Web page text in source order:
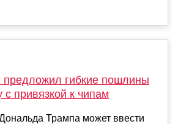
предложил гибкие пошлины
с привязкой к чипам
Трампа может ввести